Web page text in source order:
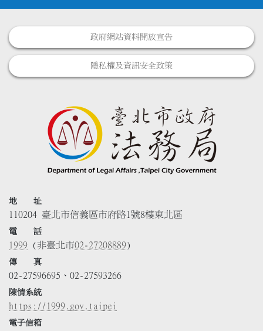
政府網站資料開放宣告
隱私權及資訊安全政策
地 址
110204 臺北市信義區市府路1號8樓東北區
電 話
1999 (非臺北市02-27208889)
傳 真
02-27596695、02-27593266
陳情系統
https://1999.gov.taipei
電子信箱